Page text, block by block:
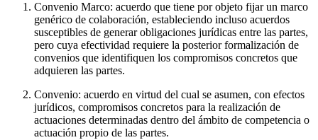
Convenio Marco: acuerdo que tiene por objeto fijar un marco
genérico de colaboración, estableciendo incluso acuerdos
susceptibles de generar obligaciones jurídicas entre las partes,
pero cuya efectividad requiere la posterior formalización de
convenios que identifiquen los compromisos concretos que
adquieren las partes.
Convenio: acuerdo en virtud del cual se asumen, con efectos
jurídicos, compromisos concretos para la realización de
actuaciones determinadas dentro del ámbito de competencia o
actuación propio de las partes.